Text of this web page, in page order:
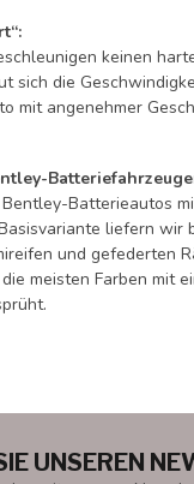
keinen
sich die
mit angenehmer
Batterieautos
liefern wir
und gefederten
meisten Farben mit
UNSEREN